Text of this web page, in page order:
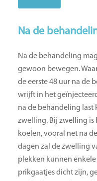
Na de
Na de behandeling
gewoon bewegen.
de eerste 48 uur na de
wrijft in het
na de behandeling
zwelling. Bij zwelling is
koelen, vooral net na
dagen zal de zwelling
plekken kunnen
prikgaatjes dicht zijn,